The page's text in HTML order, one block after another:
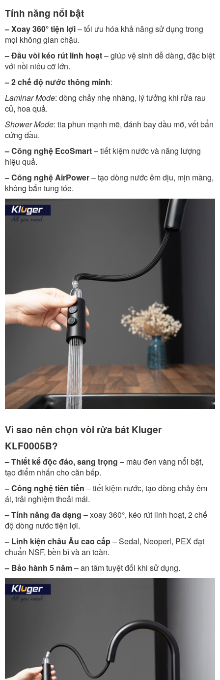
Tính năng nổi bật
– Xoay 360° tiện lợi– tối ưu hóa khả năng sử dụng trong
mọi không gian chậu.
– Đầu vòi kéo rút linh hoạt– giúp vệ sinh dễ dàng, đặc biệt
với nồi niêu cỡ lớn.
– 2 chế độ nước thông minh:
Laminar Mode: dòng chảy nhẹ nhàng, lý tưởng khi rửa rau
củ, hoa quả.
Shower Mode: tia phun mạnh mẽ, đánh bay dầu mỡ, vết bẩn
cứng đầu.
– Công nghệ EcoSmart– tiết kiệm nước và năng lượng
hiệu quả.
– Công nghệ AirPower– tạo dòng nước êm dịu, mịn màng,
không bắn tung tóe.
Vì sao nên chọn vòi rửa bát Kluger
KLF0005B?
– Thiết kế độc đáo, sang trọng – màu đen vàng nổi bật,
tạo điểm nhấn cho căn bếp.
– Công nghệ tiên tiến – tiết kiệm nước, tạo dòng chảy êm
ái, trải nghiệm thoải mái.
– Tính năng đa dạng – xoay 360°, kéo rút linh hoạt, 2 chế
độ dòng nước tiện lợi.
– Linh kiện châu Âu cao cấp– Sedal, Neoperl, PEX đạt
chuẩn NSF, bền bỉ và an toàn.
– Bảo hành 5 năm– an tâm tuyệt đối khi sử dụng.